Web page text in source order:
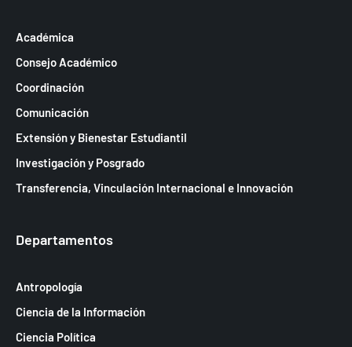
Académica
Consejo Académico
Coordinación
Comunicación
Extensión y Bienestar Estudiantil
Investigación y Posgrado
Transferencia, Vinculación Internacional e Innovación
Departamentos
Antropología
Ciencia de la Información
Ciencia Política